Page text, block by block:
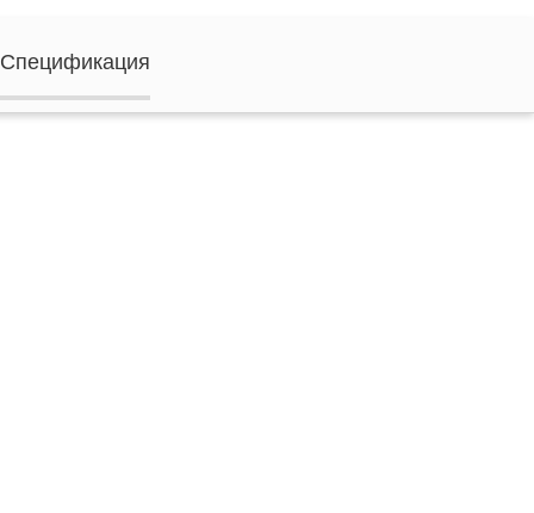
Спецификация